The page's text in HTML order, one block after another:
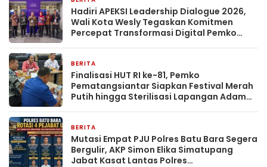
Hadiri APEKSI Leadership Dialogue 2026,
Wali Kota Wesly Tegaskan Komitmen
Percepat Transformasi Digital Pemko
BERITA
Finalisasi HUT RI ke-81, Pemko
Pematangsiantar Siapkan Festival Merah
Putih hingga Sterilisasi Lapangan Adam
BERITA
Mutasi Empat PJU Polres Batu Bara Segera
Bergulir, AKP Simon Elika Simatupang
Jabat Kasat Lantas Polres